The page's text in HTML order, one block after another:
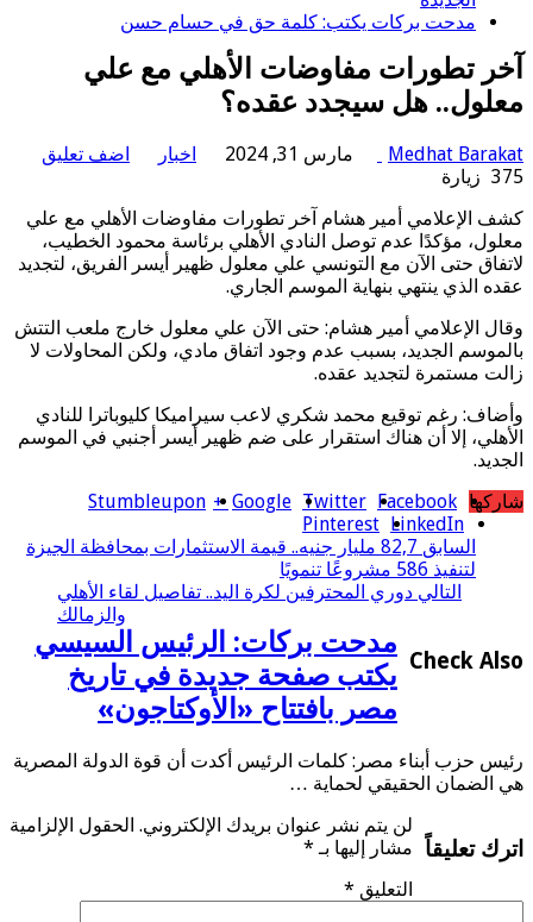
مدحت بركات يكتب: كلمة حق في حسام حسن
آخر تطورات مفاوضات الأهلي مع علي
معلول.. هل سيجدد عقده؟
Medhat Barakat مارس 31, 2024 اخبار
اضف تعليق
375 زيارة
كشف الإعلامي أمير هشام آخر تطورات مفاوضات الأهلي مع علي
معلول، مؤكدًا عدم توصل النادي الأهلي برئاسة محمود الخطيب،
لاتفاق حتى الآن مع التونسي علي معلول ظهير أيسر الفريق، لتجديد
عقده الذي ينتهي بنهاية الموسم الجاري.
وقال الإعلامي أمير هشام: حتى الآن علي معلول خارج ملعب التتش
بالموسم الجديد، بسبب عدم وجود اتفاق مادي، ولكن المحاولات لا
زالت مستمرة لتجديد عقده.
وأضاف: رغم توقيع محمد شكري لاعب سيراميكا كليوباترا للنادي
الأهلي، إلا أن هناك استقرار على ضم ظهير أيسر أجنبي في الموسم
الجديد.
شاركها Facebook
Twitter
Google +
Stumbleupon
LinkedIn
Pinterest
السابق
82,7 مليار جنيه.. قيمة الاستثمارات بمحافظة الجيزة
لتنفيذ 586 مشروعًا تنمويًا
التالي دوري المحترفين لكرة اليد.. تفاصيل لقاء الأهلي
والزمالك
Check Also
مدحت بركات: الرئيس السيسي
يكتب صفحة جديدة في تاريخ
مصر بافتتاح «الأوكتاجون»
رئيس حزب أبناء مصر: كلمات الرئيس أكدت أن قوة الدولة المصرية
هي الضمان الحقيقي لحماية …
اترك تعليقاً
لن يتم نشر عنوان بريدك الإلكتروني. الحقول الإلزامية
مشار إليها بـ *
التعليق *